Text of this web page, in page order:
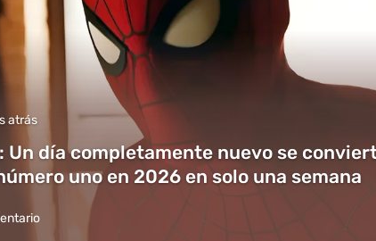
atrás
Un día completamente nuevo se
uno en 2026 en solo una semana